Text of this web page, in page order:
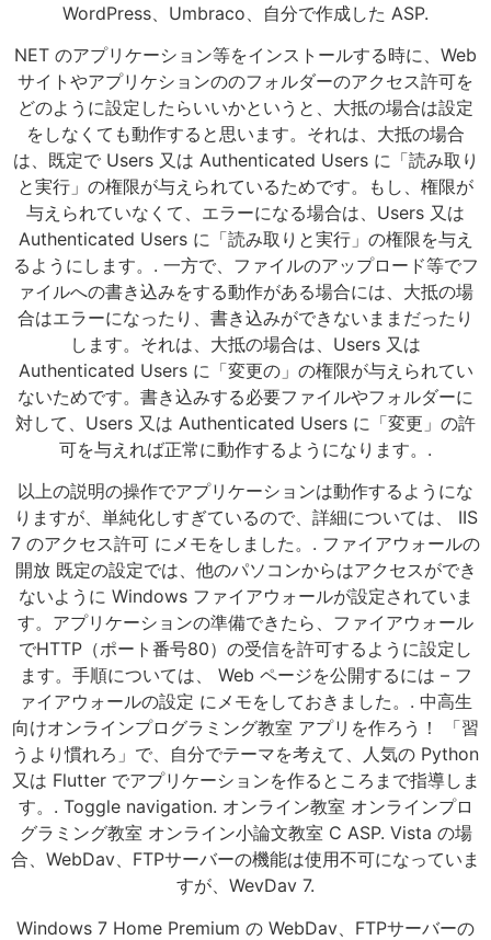
WordPress、Umbraco、自分で作成した ASP.
NET のアプリケーション等をインストールする時に、Web
サイトやアプリケションののフォルダーのアクセス許可を
どのように設定したらいいかというと、大抵の場合は設定
をしなくても動作すると思います。それは、大抵の場合
は、既定で Users 又は Authenticated Users に「読み取り
と実行」の権限が与えられているためです。もし、権限が
与えられていなくて、エラーになる場合は、Users 又は
Authenticated Users に「読み取りと実行」の権限を与え
るようにします。. 一方で、ファイルのアップロード等でフ
ァイルへの書き込みをする動作がある場合には、大抵の場
合はエラーになったり、書き込みができないままだったり
します。それは、大抵の場合は、Users 又は
Authenticated Users に「変更の」の権限が与えられてい
ないためです。書き込みする必要ファイルやフォルダーに
対して、Users 又は Authenticated Users に「変更」の許
可を与えれば正常に動作するようになります。.
以上の説明の操作でアプリケーションは動作するようにな
りますが、単純化しすぎているので、詳細については、 IIS
7 のアクセス許可 にメモをしました。. ファイアウォールの
開放 既定の設定では、他のパソコンからはアクセスができ
ないように Windows ファイアウォールが設定されていま
す。アプリケーションの準備できたら、ファイアウォール
でHTTP（ポート番号80）の受信を許可するように設定し
ます。手順については、 Web ページを公開するには – フ
ァイアウォールの設定 にメモをしておきました。. 中高生
向けオンラインプログラミング教室 アプリを作ろう！ 「習
うより慣れろ」で、自分でテーマを考えて、人気の Python
又は Flutter でアプリケーションを作るところまで指導しま
す。. Toggle navigation. オンライン教室 オンラインプロ
グラミング教室 オンライン小論文教室 C ASP. Vista の場
合、WebDav、FTPサーバーの機能は使用不可になっていま
すが、WevDav 7.
Windows 7 Home Premium の WebDav、FTPサーバーの